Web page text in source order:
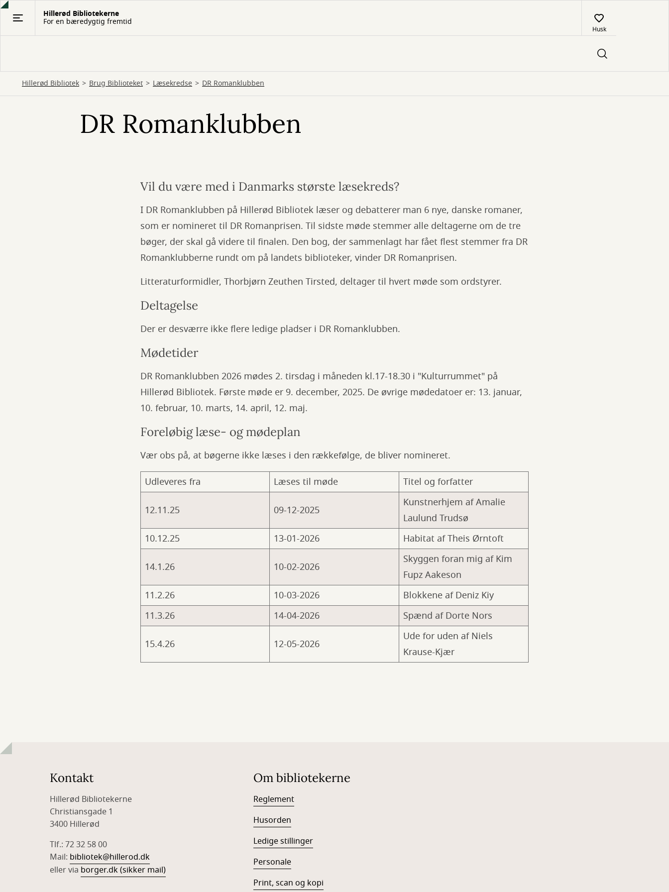
Gå
Hillerød Bibliotekerne
For en bæredygtig fremtid
Husk
Hillerød Bibliotek Brug Biblioteket Læsekredse DR Romanklubben
DR Romanklubben
Vil du være med i Danmarks største læsekreds?
I DR Romanklubben på Hillerød Bibliotek læser og debatterer man 6 nye, danske romaner,
som er nomineret til DR Romanprisen. Til sidste møde stemmer alle deltagerne om de tre
bøger, der skal gå videre til finalen. Den bog, der sammenlagt har fået flest stemmer fra DR
Romanklubberne rundt om på landets biblioteker, vinder DR Romanprisen.
Litteraturformidler, Thorbjørn Zeuthen Tirsted, deltager til hvert møde som ordstyrer.
Deltagelse
Der er desværre ikke flere ledige pladser i DR Romanklubben.
Mødetider
DR Romanklubben 2026 mødes 2. tirsdag i måneden kl.17-18.30 i "Kulturrummet" på
Hillerød Bibliotek. Første møde er 9. december, 2025. De øvrige mødedatoer er: 13. januar,
10. februar, 10. marts, 14. april, 12. maj.
Foreløbig læse- og mødeplan
Vær obs på, at bøgerne ikke læses i den rækkefølge, de bliver nomineret.
Udleveres fra Læses til møde Titel og forfatter
12.11.25 09-12-2025
Kunstnerhjem af Amalie
Laulund Trudsø
10.12.25
13-01-2026 Habitat af Theis Ørntoft
14.1.26 10-02-2026
Skyggen foran mig af Kim
Fupz Aakeson
11.2.26
10-03-2026
Blokkene af Deniz Kiy
11.3.26
14-04-2026 Spænd af Dorte Nors
15.4.26 12-05-2026
Ude for uden af Niels
Krause-Kjær
Kontakt
Hillerød Bibliotekerne
Christiansgade 1
3400 Hillerød
Tlf.: 72 32 58 00
Mail: bibliotek@hillerod.dk
eller via borger.dk (sikker mail)
Om bibliotekerne
Reglement
Husorden
Ledige stillinger
Personale
Print, scan og kopi